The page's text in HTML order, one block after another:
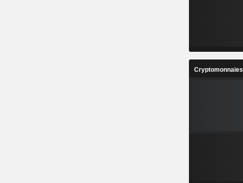
Cryptomonnaies